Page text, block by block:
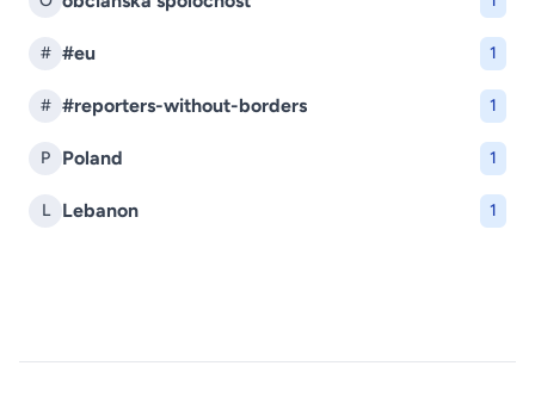
# #eu 1
# #reporters-without-borders 1
P Poland 1
L Lebanon 1